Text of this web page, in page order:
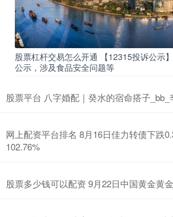
股票杠杆交易怎么开通 【12315投诉公示
公示，涉及食品安全问题等
股票平台 八字婚配｜癸水的宿命搭子_bb_
网上配资平台排名 8月16日佳力转债下跌
102.76%
股票多少钱可以配资 9月22日中国黄金黄